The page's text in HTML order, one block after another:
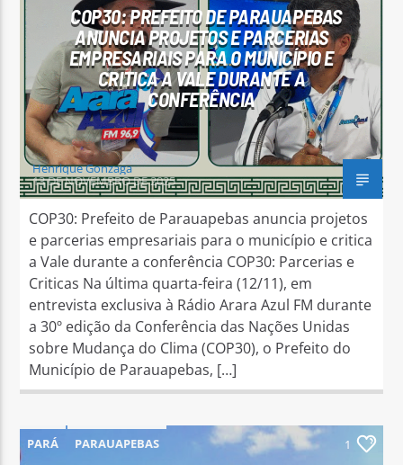
COP30: PREFEITO DE PARAUAPEBAS
ANUNCIA PROJETOS E PARCERIAS
EMPRESARIAIS PARA O MUNICÍPIO E
CRITICA A VALE DURANTE A
CONFERÊNCIA
Henrique Gonzaga
13 DE NOVEMBRO DE 2025
COP30: Prefeito de Parauapebas anuncia projetos
e parcerias empresariais para o município e critica
a Vale durante a conferência COP30: Parcerias e
Criticas Na última quarta-feira (12/11), em
entrevista exclusiva à Rádio Arara Azul FM durante
a 30º edição da Conferência das Nações Unidas
sobre Mudança do Clima (COP30), o Prefeito do
Município de Parauapebas, […]
PARÁ PARAUAPEBAS 1